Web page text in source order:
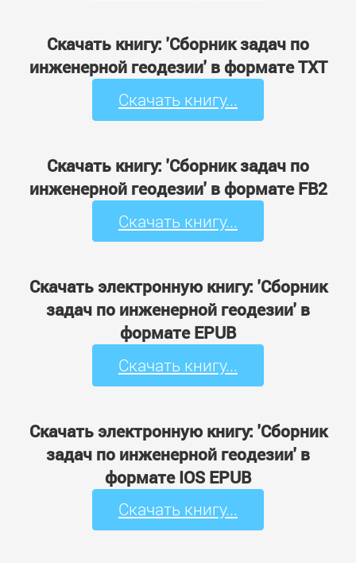
Скачать книгу: 'Сборник задач по
инженерной геодезии' в формате TXT
Скачать книгу...
Скачать книгу: 'Сборник задач по
инженерной геодезии' в формате FB2
Скачать книгу...
Скачать электронную книгу: 'Сборник
задач по инженерной геодезии' в
формате EPUB
Скачать книгу...
Скачать электронную книгу: 'Сборник
задач по инженерной геодезии' в
формате IOS EPUB
Скачать книгу...